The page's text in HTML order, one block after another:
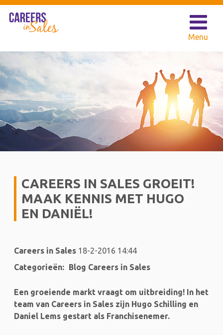
CAREERS IN SALES GROEIT!
MAAK KENNIS MET HUGO
EN DANIËL!
Careers in Sales 18-2-2016 14:44
Categorieën: Blog Careers in Sales
Een groeiende markt vraagt om uitbreiding! In het
team van Careers in Sales zijn Hugo Schilling en
Daniel Lems gestart als Franchisenemer.